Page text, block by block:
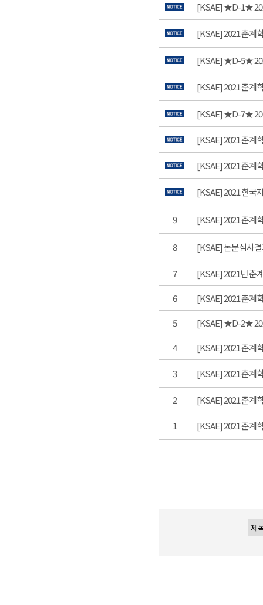
[KSAE] ★D-1★
[KSAE] 2021 춘계
[KSAE] ★D-5★
[KSAE] 2021 춘계
[KSAE] ★D-7★
[KSAE] 2021 춘계
[KSAE] 2021 춘계
[KSAE] 2021 한국
9 [KSAE] 2021 춘계
8 [KSAE] 논문심사
7
[KSAE] 2021년 춘
6
[KSAE] 2021 춘계
5
[KSAE] ★D-2★
4
[KSAE] 2021 춘계
3 [KSAE] 2021 춘계
2 [KSAE] 2021 춘계
1 [KSAE] 2021 춘계